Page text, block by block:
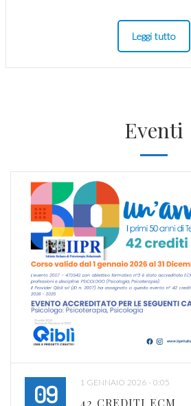
Leggi tutto
Eventi
09 1 GENNAIO 2026 - 0:05
42 CREDITI ECM